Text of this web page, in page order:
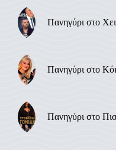
Πανηγύρι στο
Πανηγύρι στο
Πανηγύρι στο